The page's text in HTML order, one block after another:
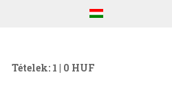
Tételek: 1 | 0 HUF